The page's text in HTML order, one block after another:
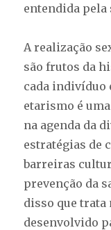
entendida pela
A realização
são frutos da
cada indivíduo
etarismo é
na agenda da
estratégias de
barreiras
prevenção da
disso que trata
desenvolvido